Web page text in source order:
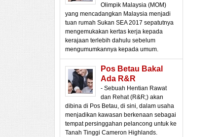
Olimpik Malaysia (MOM)
yang mencadangkan Malaysia menjadi
tuan rumah Sukan SEA 2017 sepatutnya
mengemukakan kertas kerja kepada
kerajaan terlebih dahulu sebelum
mengumumkannya kepada umum.
Pos Betau Bakal
Ada R&R
- Sebuah Hentian Rawat
dan Rehat (R&R;) akan
dibina di Pos Betau, di sini, dalam usaha
menjadikan kawasan berkenaan sebagai
tempat persinggahan pelancong untuk ke
Tanah Tinggi Cameron Highlands.